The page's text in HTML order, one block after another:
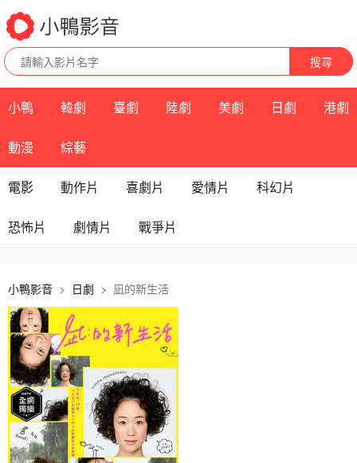
搜尋
小鴨 韓劇 臺劇 陸劇 美劇 日劇 港劇
動漫 綜藝
電影 動作片 喜劇片 愛情片 科幻片
恐怖片 劇情片 戰爭片
小鴨影音 日劇 凪的新生活